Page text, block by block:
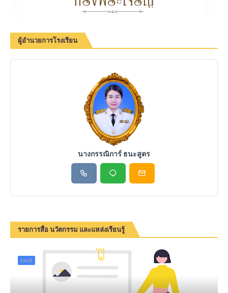
ผู้อำนวยการโรงเรียน
นางกรรณิการ์ ธนะสูตร
รายการสื่อ นวัตกรรม และแหล่งเรียนรู้
best